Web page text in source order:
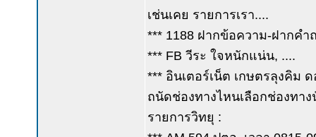
เช่นเคย รายการเรา....
*** 1188 ฝากข้อความ-ฝากคำ
*** FB วีระ ใจหนักแน่น, ....
*** อินเตอร์เน็ต เกษตรลุงคิม
ถนัดช่องทางไหนเลือกช่องทา
รายการวิทยุ :